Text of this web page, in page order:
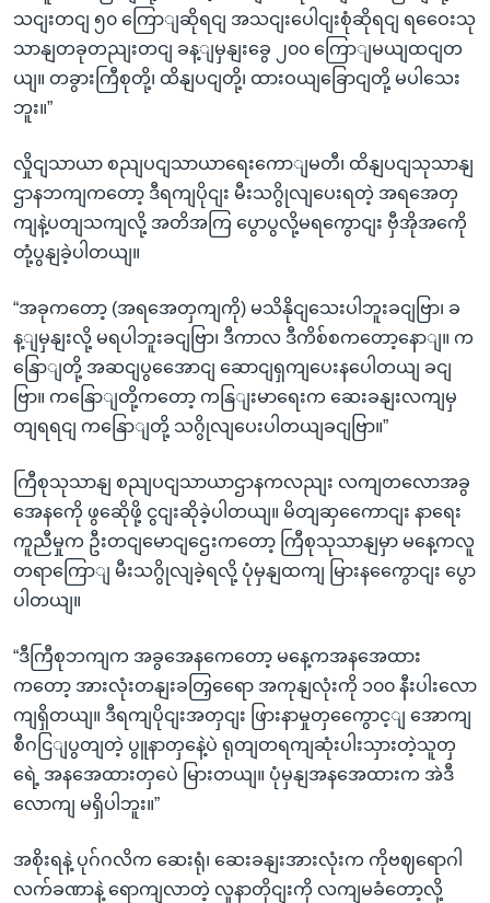
သငျးတငျ ၅၀ ကြောျဆိုရငျ အသငျးပေါငျးစုံဆိုရငျ ရဝေေးသု
သာနျတခုတညျးတငျ ခန့ျမှနျးခွေ ၂၀၀ ကြောျမယျထငျတ
ယျ။ တခွားကြီစုတို့၊ ထိနျပငျတို့၊ ထားဝယျခြောငျတို့ မပါသေး
ဘူး။”
လှိုငျသာယာ စညျပငျသာယာရေးကောျမတီ၊ ထိနျပငျသုသာနျ
ဌာနဘကျကတော့ ဒီရကျပိုငျး မီးသဂွိုလျပေးရတဲ့ အရအေတှ
ကျနဲ့ပတျသကျလို့ အတိအကြ ပွောပွလို့မရကွောငျး ဗှီအိုအကေို
တုံ့ပွနျခဲ့ပါတယျ။
“အခုကတော့ (အရအေတှကျကို) မသိနိုငျသေးပါဘူးခငျဗြာ၊ ခ
န့ျမှနျးလို့ မရပါဘူးခငျဗြာ၊ ဒီကာလ ဒီကိစ်စကတော့နောျ။ က
နြောျတို့ အဆငျပွအေောငျ ဆောငျရှကျပေးနပေါတယျ ခငျ
ဗြာ။ ကနြောျတို့ကတော့ ကနြျးမာရေးက ဆေးခနျးလကျမှ
တျရရငျ ကနြောျတို့ သဂွိုလျပေးပါတယျခငျဗြာ။”
ကြီစုသုသာနျ စညျပငျသာယာဌာနကလညျး လကျတလောအခွ
အေနကေို ဖွဆေိုဖို့ ငွငျးဆိုခဲ့ပါတယျ။ မိတျဆှကေောငျး နာရေး
ကူညီမှုက ဦးတငျမောငျဌေးကတော့ ကြီစုသုသာနျမှာ မနေ့ကလူ
တရာကြောျ မီးသဂွိုလျခဲ့ရလို့ ပုံမှနျထကျ မြားနကွေောငျး ပွော
ပါတယျ။
“ဒီကြီစုဘကျက အခွအေနကေတော့ မနေ့ကအနအေထား
ကတော့ အားလုံးတနျးခတြှရေော အကုနျလုံးကို ၁၀၀ နီးပါးလော
ကျရှိတယျ။ ဒီရကျပိုငျးအတှငျး ဖြားနာမှုတှကွေောင့ျ အောကျ
စီဂငြျပွတျတဲ့ ပွူနာတှနေဲ့ပဲ ရုတျတရကျဆုံးပါးသှားတဲ့သူတှ
ရေဲ့ အနအေထားတှပေဲ မြားတယျ။ ပုံမှနျအနအေထားက အဲဒီ
လောကျ မရှိပါဘူး။”
အစိုးရနဲ့ ပုဂ်ဂလိက ဆေးရုံ၊ ဆေးခနျးအားလုံးက ကိုဗဈရောဂါ
လက်ခဏာနဲ့ ရောကျလာတဲ့ လူနာတိုငျးကို လကျမခံတော့လို့